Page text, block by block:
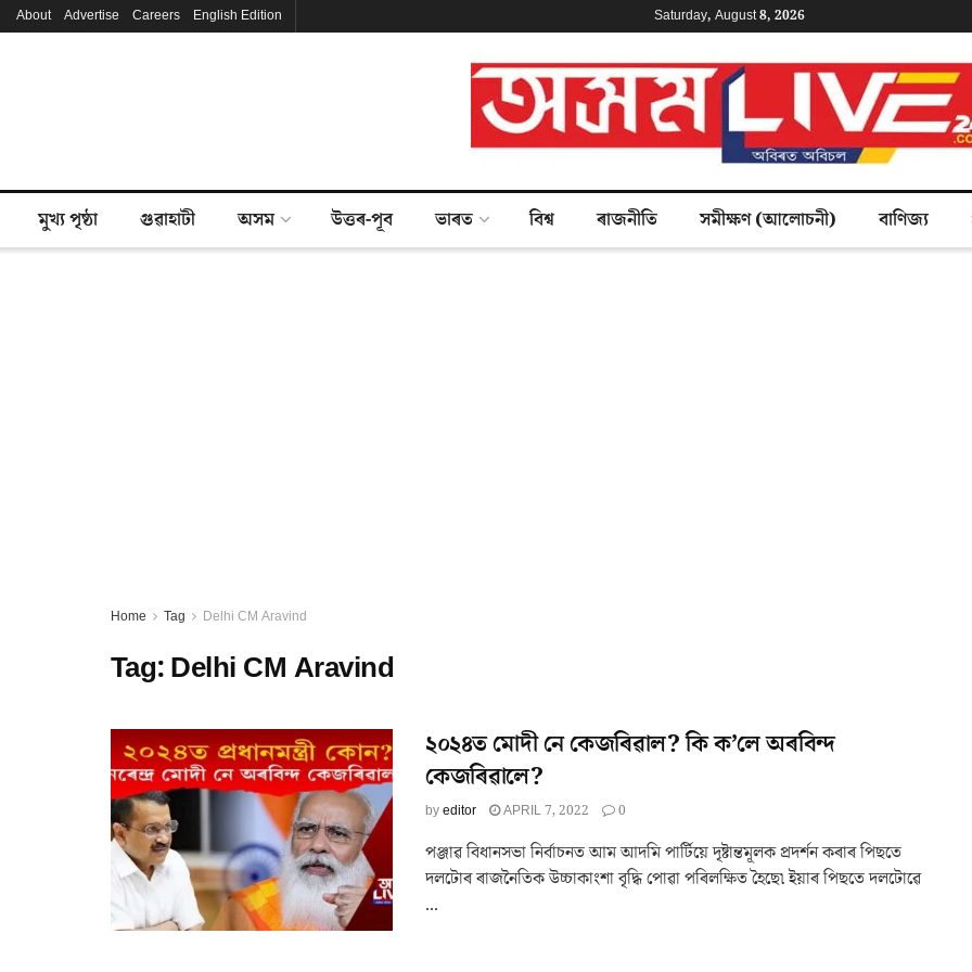
About Advertise Careers English Edition Saturday, August 8, 2026
মুখ্য পৃষ্ঠা গুৱাহাটী অসম উত্তৰ-পূব ভাৰত বিশ্ব ৰাজনীতি সমীক্ষণ (আলোচনী) বাণিজ্য
Home Tag Delhi CM Aravind
Tag:Delhi CM Aravind
২০২৪ত মোদী নে কেজৰিৱাল? কি ক’লে অৰবিন্দ
কেজৰিৱালে?
byeditor APRIL 7, 2022 0
পঞ্জাৱ বিধানসভা নিৰ্বাচনত আম আদমি পাৰ্টিয়ে দৃষ্টান্তমূলক প্ৰদৰ্শন কৰাৰ পিছতে
দলটোৰ ৰাজনৈতিক উচ্চাকাংশা বৃদ্ধি পোৱা পৰিলক্ষিত হৈছে৷ ইয়াৰ পিছতে দলটোৱে
...